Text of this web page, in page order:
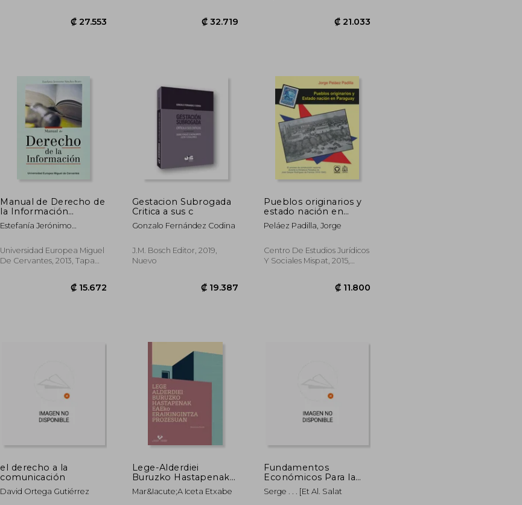
₡ 32.719
Manual de Derecho de
la Información
(Studium)
Estefanía Jerónimo
Universidad Europea Miguel
De Cervantes, 2013, Tapa
Gestacion Subrogada
Critica a sus c
Gonzalo Fernández Codina
J.M. Bosch Editor, 2019,
Nuevo
Pueblos originarios y
estado nación en
Paraguay. El proceso
de construcción
Dictadura Perpetua de
José Gaspar
Peláez Padilla, Jorge
Centro De Estudios Jurídicos
Y Sociales Mispat, 2015,
el derecho a la
comunicación
David Ortega Gutiérrez
Lege-Alderdiei
Buruzko Hastapenak
Eaeko Eraikingintza-
Prozesuan
Mar&Iacute;A Iceta Etxabe
Fundamentos
Económicos Para la
Urbanización
Sostenible: Estudio
Serge . . . [Et Al. Salat